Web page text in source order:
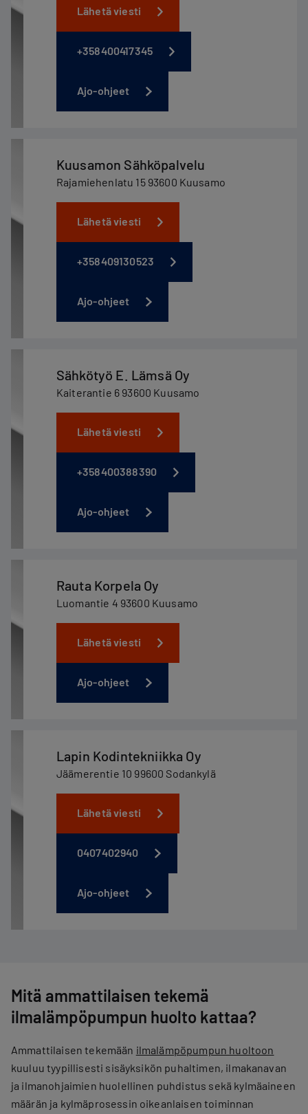
Lähetä viesti
+358400417345
Ajo-ohjeet
Kuusamon Sähköpalvelu
Rajamiehenlatu 15 93600 Kuusamo
Lähetä viesti
+358409130523
Ajo-ohjeet
Sähkötyö E. Lämsä Oy
Kaiterantie 6 93600 Kuusamo
Lähetä viesti
+358400388390
Ajo-ohjeet
Rauta Korpela Oy
Luomantie 4 93600 Kuusamo
Lähetä viesti
Ajo-ohjeet
Lapin Kodintekniikka Oy
Jäämerentie 10 99600 Sodankylä
Lähetä viesti
0407402940
Ajo-ohjeet
Mitä ammattilaisen tekemä
ilmalämpöpumpun huolto kattaa?
Ammattilaisen tekemään ilmalämpöpumpun huoltoon
kuuluu tyypillisesti sisäyksikön puhaltimen, ​​ilmakanavan
ja ilmanohjaimien huolellinen puhdistus sekä kylmäaineen
määrän ja kylmäprosessin oikeanlaisen toiminnan